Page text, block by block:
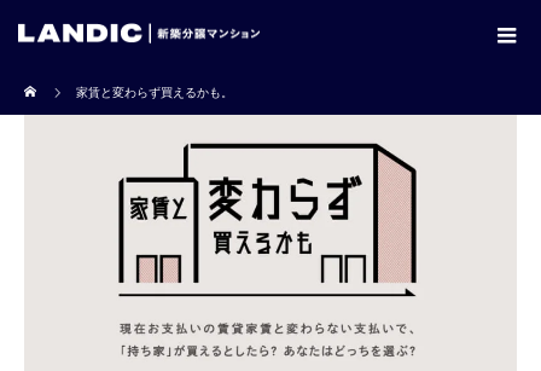
家賃と変わらず買えるかも。